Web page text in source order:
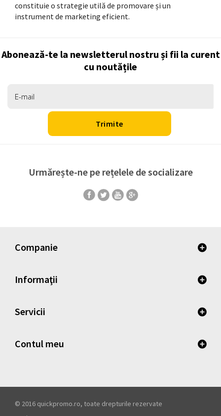
constituie o strategie utilă de promovare și un
instrument de marketing eficient.
Abonează-te la newsletterul nostru și fii la curent
cu noutățile
Urmărește-ne pe rețelele de socializare
Companie
Informaţii
Servicii
Contul meu
© 2016 quickpromo.ro, toate drepturile rezervate